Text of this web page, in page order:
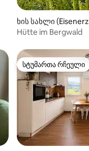
ხის სახლი
Hütte im Bergwald
სტუმართა რჩეული
სტუმართა რჩეული